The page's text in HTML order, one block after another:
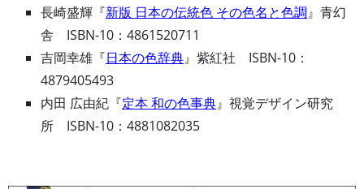
長崎盛輝『新版 日本の伝統色 その色名と色調』青幻
舎 ISBN-10：4861520711
吉岡幸雄『日本の色辞典』紫紅社 ISBN-10：
4879405493
内田 広由紀『定本 和の色事典』視覚デザイン研究
所 ISBN-10：4881082035